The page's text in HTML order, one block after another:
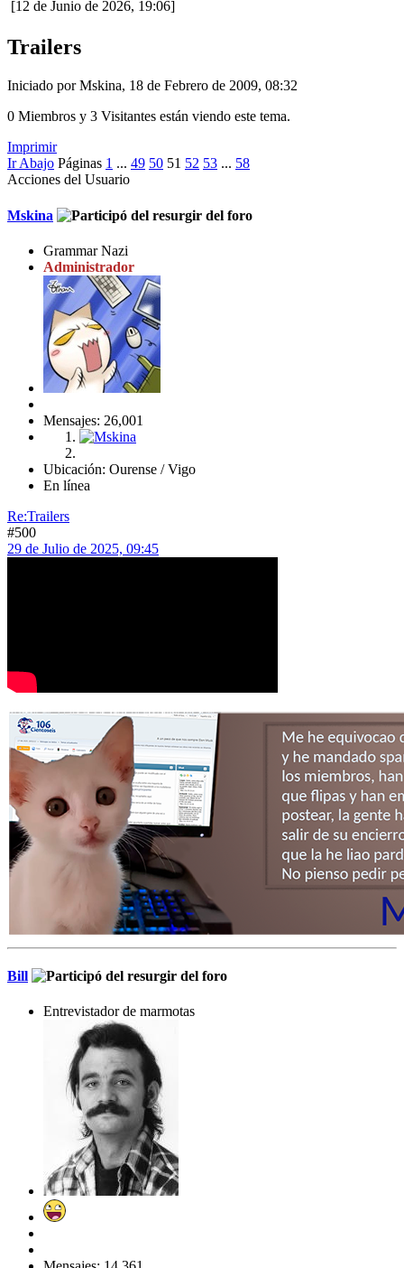
[12 de Junio de 2026, 19:06]
Trailers
Iniciado por Mskina, 18 de Febrero de 2009, 08:32
0 Miembros y 3 Visitantes están viendo este tema.
Imprimir
Ir Abajo Páginas 1 ... 49 50 51 52 53 ... 58
Acciones del Usuario
Mskina
Grammar Nazi
Administrador
Mensajes: 26,001
Ubicación: Ourense / Vigo
En línea
Re:Trailers
#500
29 de Julio de 2025, 09:45
Bill
Entrevistador de marmotas